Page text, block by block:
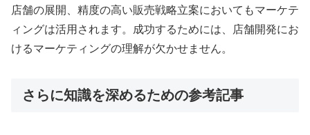
店舗の展開、精度の高い販売戦略立案においてもマーケテ
ィングは活用されます。成功するためには、店舗開発にお
けるマーケティングの理解が欠かせません。
さらに知識を深めるための参考記事